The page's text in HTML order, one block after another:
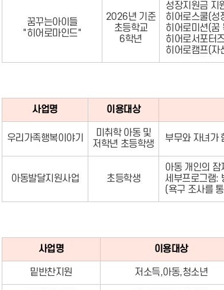
꿈꾸는아이들
"히어로마인드"
2026년 기준
초등학교
6학년
성장지원금 지
히어로스쿨(성
히어로미션(꿈
히어로서포터
히어로캠프(자
사업명 이용대상
우리가족행복이야기
미취학 아동 및
저학년 초등학생
부무와 자녀가
아동발달지원사업 초등학생
아동 개인의 잠
세부프로그램:
(욕구 조사를
사업명 이용대상
밑반찬지원 저소득,아동,청소년